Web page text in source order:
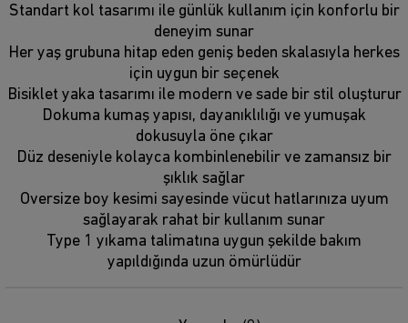
Standart kol tasarımı ile günlük kullanım için konforlu bir
deneyim sunar
Her yaş grubuna hitap eden geniş beden skalasıyla herkes
için uygun bir seçenek
Bisiklet yaka tasarımı ile modern ve sade bir stil oluşturur
Dokuma kumaş yapısı, dayanıklılığı ve yumuşak
dokusuyla öne çıkar
Düz deseniyle kolayca kombinlenebilir ve zamansız bir
şıklık sağlar
Oversize boy kesimi sayesinde vücut hatlarınıza uyum
sağlayarak rahat bir kullanım sunar
Type 1 yıkama talimatına uygun şekilde bakım
yapıldığında uzun ömürlüdür